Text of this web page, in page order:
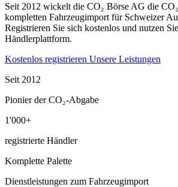
Seit 2012 wickelt die CO₂ Börse AG die
kompletten Fahrzeugimport für Schweizer
Registrieren Sie sich kostenlos und nutzen
Händlerplattform.
Kostenlos registrieren Unsere Leistungen
Seit 2012
Pionier der CO₂-Abgabe
1'000+
registrierte Händler
Komplette Palette
Dienstleistungen zum Fahrzeugimport